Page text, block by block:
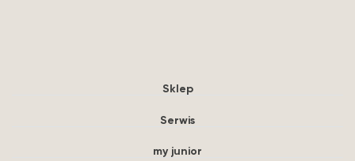
Sklep
Serwis
my junior